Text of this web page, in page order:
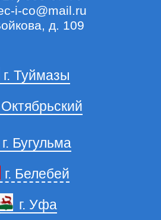
i-co@mail.ru
д. 109
г. Туймазы
Октябрьский
г. Бугульма
г. Белебей
г. Уфа